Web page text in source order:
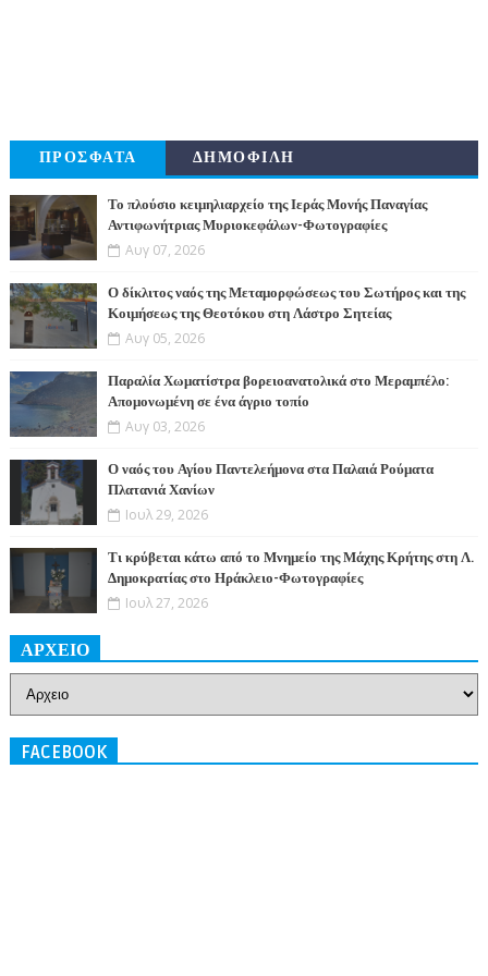
ΠΡΟΣΦΑΤΑ ΔΗΜΟΦΙΛΗ
Το πλούσιο κειμηλιαρχείο της Ιεράς Μονής Παναγίας
Αντιφωνήτριας Μυριοκεφάλων-Φωτογραφίες
Αυγ 07, 2026
Ο δίκλιτος ναός της Μεταμορφώσεως του Σωτήρος και της
Κοιμήσεως της Θεοτόκου στη Λάστρο Σητείας
Αυγ 05, 2026
Παραλία Χωματίστρα βορειοανατολικά στο Μεραμπέλο:
Απομονωμένη σε ένα άγριο τοπίο
Αυγ 03, 2026
Ο ναός του Αγίου Παντελεήμονα στα Παλαιά Ρούματα
Πλατανιά Χανίων
Ιουλ 29, 2026
Τι κρύβεται κάτω από το Μνημείο της Μάχης Κρήτης στη Λ.
Δημοκρατίας στο Ηράκλειο-Φωτογραφίες
Ιουλ 27, 2026
ΑΡΧΕΙΟ
FACEBOOK